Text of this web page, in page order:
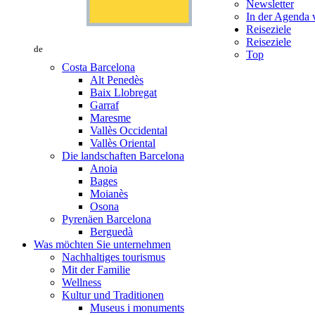
de
Newsletter
In der Agenda
Reiseziele
Reiseziele
Top
Costa Barcelona
Alt Penedès
Baix Llobregat
Garraf
Maresme
Vallès Occidental
Vallès Oriental
Die landschaften Barcelona
Anoia
Bages
Moianès
Osona
Pyrenäen Barcelona
Berguedà
Was möchten Sie unternehmen
Nachhaltiges tourismus
Mit der Familie
Wellness
Kultur und Traditionen
Museus i monuments